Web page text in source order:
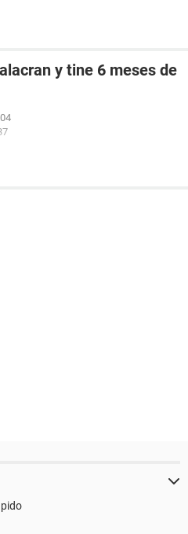
y tine 6 meses de